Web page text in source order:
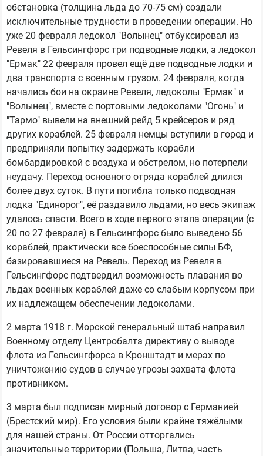
обстановка (толщина льда до 70-75 см) создали
исключительные трудности в проведении операции. Но
уже 20 февраля ледокол "Волынец" отбуксировал из
Ревеля в Гельсингфорс три подводные лодки, а ледокол
"Ермак" 22 февраля провел ещё две подводные лодки и
два транспорта с военным грузом. 24 февраля, когда
начались бои на окраине Ревеля, ледоколы "Ермак" и
"Волынец", вместе с портовыми ледоколами "Огонь" и
"Тармо" вывели на внешний рейд 5 крейсеров и ряд
других кораблей. 25 февраля немцы вступили в город и
предприняли попытку задержать корабли
бомбардировкой с воздуха и обстрелом, но потерпели
неудачу. Переход основного отряда кораблей длился
более двух суток. В пути погибла только подводная
лодка "Единорог", её раздавило льдами, но весь экипаж
удалось спасти. Всего в ходе первого этапа операции (с
20 по 27 февраля) в Гельсингфорс было выведено 56
кораблей, практически все боеспособные силы БФ,
базировавшиеся на Ревель. Переход из Ревеля в
Гельсингфорс подтвердил возможность плавания во
льдах военных кораблей даже со слабым корпусом при
их надлежащем обеспечении ледоколами.
2 марта 1918 г. Морской генеральный штаб направил
Военному отделу Центробалта директиву о выводе
флота из Гельсингфорса в Кронштадт и мерах по
уничтожению судов в случае угрозы захвата флота
противником.
3 марта был подписан мирный договор с Германией
(Брестский мир). Его условия были крайне тяжёлыми
для нашей страны. От России отторгались
значительные территории (Польша, Литва, часть